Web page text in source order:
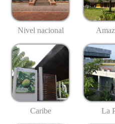
Nivel nacional
Caribe La